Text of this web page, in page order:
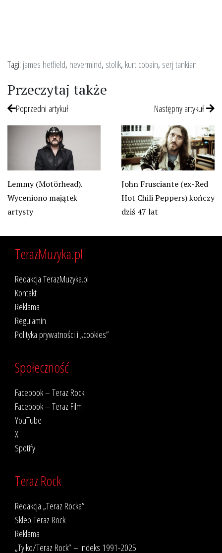
Tagi: james hetfield, nevermind, stolik, kurt cobain, serj tankian
Przeczytaj także
Poprzedni artykuł
Lemmy (Motörhead).
Wyceniono majątek
artysty
Następny artykuł
John Frusciante (ex-Red
Hot Chili Peppers) kończy
dziś 47 lat
TerazMuzyka.pl
Redakcja TerazMuzyka.pl
Kontakt
Reklama
Regulamin
Polityka prywatności i „cookies”
Społeczność
Facebook – Teraz Rock
Facebook – Teraz Film
YouTube
X
Spotify
Teraz Rock
Redakcja „Teraz Rocka”
Sklep Teraz Rock
Reklama
„Tylko/Teraz Rock” – indeks 1991-2025